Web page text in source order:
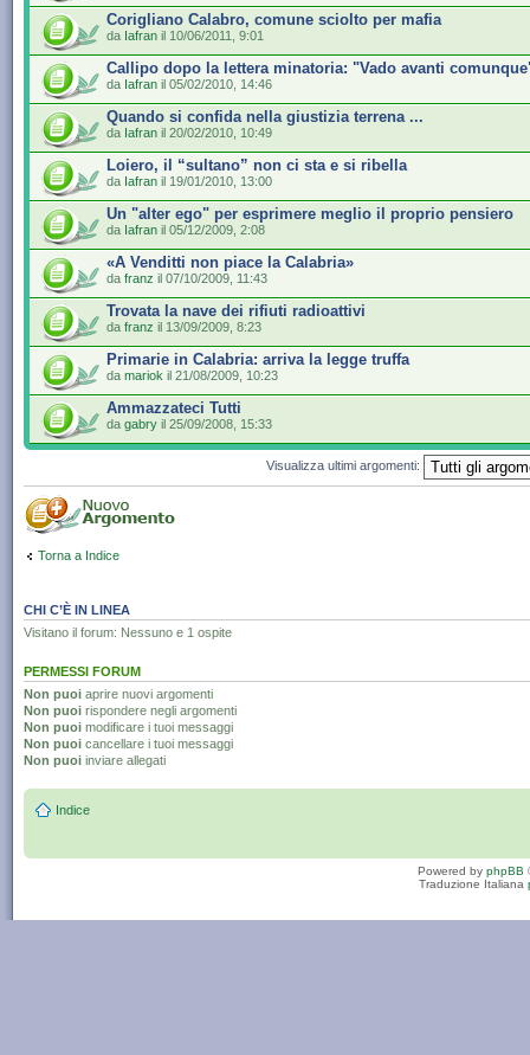
Corigliano Calabro, comune sciolto per mafia
da Iafran il 10/06/2011, 9:01
Callipo dopo la lettera minatoria: "Vado avanti
da Iafran il 05/02/2010, 14:46
Quando si confida nella giustizia terrena ...
da Iafran il 20/02/2010, 10:49
Loiero, il “sultano” non ci sta e si ribella
da Iafran il 19/01/2010, 13:00
Un "alter ego" per esprimere meglio il proprio pensiero
da Iafran il 05/12/2009, 2:08
«A Venditti non piace la Calabria»
da franz il 07/10/2009, 11:43
Trovata la nave dei rifiuti radioattivi
da franz il 13/09/2009, 8:23
Primarie in Calabria: arriva la legge truffa
da mariok il 21/08/2009, 10:23
Ammazzateci Tutti
da gabry il 25/09/2008, 15:33
Visualizza ultimi argomenti:
Torna a Indice
CHI C’È IN LINEA
Visitano il forum: Nessuno e 1 ospite
PERMESSI FORUM
Non puoi aprire nuovi argomenti
Non puoi rispondere negli argomenti
Non puoi modificare i tuoi messaggi
Non puoi cancellare i tuoi messaggi
Non puoi inviare allegati
Indice
Powered by phpBB
Traduzione Italiana